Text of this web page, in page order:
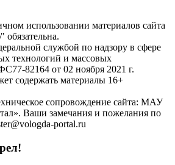
использовании материалов сайта
обязательна.
службой по надзору в сфере
технологий и массовых
82164 от 02 ноября 2021 г.
содержать материалы 16+
сопровождение сайта: МАУ
Ваши замечания и пожелания по
portal.ru